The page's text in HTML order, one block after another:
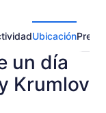
Ubicación
un día
Krumlov